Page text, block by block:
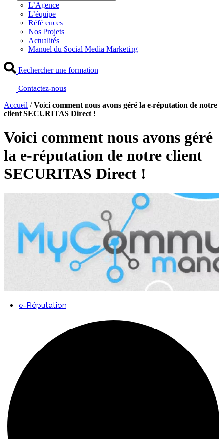
L’Agence
L’équipe
Références
Nos Projets
Actualités
Manuel du Social Media Marketing
Rechercher une formation
Contactez-nous
Accueil /Voici comment nous avons géré la e-réputation de notre
client SECURITAS Direct !
Voici comment nous avons géré
la e-réputation de notre client
SECURITAS Direct !
e-Réputation